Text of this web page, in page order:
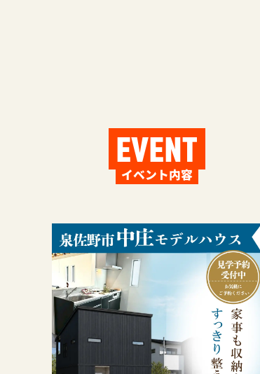
EVENT
イベント内容